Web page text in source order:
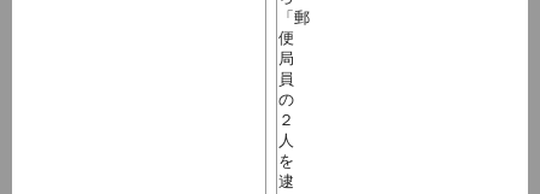
「郵
便
局
員
の
２
人
を
逮